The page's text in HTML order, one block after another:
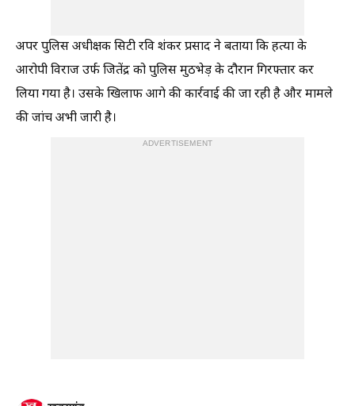
अपर पुलिस अधीक्षक सिटी रवि शंकर प्रसाद ने बताया कि हत्या के
आरोपी विराज उर्फ जितेंद्र को पुलिस मुठभेड़ के दौरान गिरफ्तार कर
लिया गया है। उसके खिलाफ आगे की कार्रवाई की जा रही है और मामले
की जांच अभी जारी है।
ADVERTISEMENT